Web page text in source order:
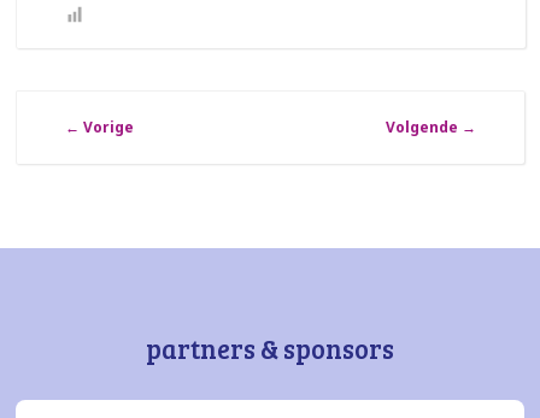
← Vorige Volgende →
partners & sponsors